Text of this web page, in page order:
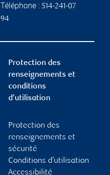
Téléphone : 514-241-07
94
Protection des
renseignements et
conditions
d’utilisation
Protection des
renseignements et
sécurité
Conditions d’utilisation
Accessibilité